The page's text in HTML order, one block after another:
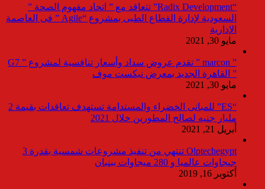
“Radix Development” تتعاقد مع ” اتحاد مفهوم الصحة ”
السعودية لإدارة القطاع الطبى بمشروع “Agile ” فى العاصمة
الإدارية
مايو 30, 2021
” marcon ” تقدم عروض سداد وأسعار تنافسية لمشروع ” G7
” القاهرة الجديد بمعرض نيكست موف
مايو 30, 2021
“ES” للمبانى الخضراء والمستدامة تستهدف تعاقدات بقيمة 2
مليار جنيه لصالح المطورين خلال 2021
أبريل 21, 2021
Olptechegypt تنتهي من تنفيذ مشروعات شمسية بقدرة 3
جيجاوات عالميا و 280 ميجاوات ببنبان
أكتوبر 16, 2019